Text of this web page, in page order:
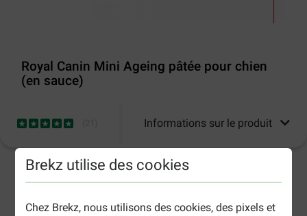
Brekz utilise des cookies
Chez Brekz, nous utilisons des cookies, des pixels et
Royal Canin Mini Ageing pâtée pour chien
(en sauce)
Informations sur le produit